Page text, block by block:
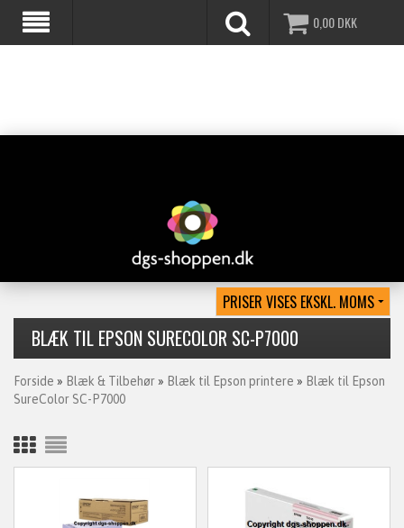
0,00DKK
BLÆK TIL EPSON SURECOLOR SC-P7000
Forside » Blæk & Tilbehør » Blæk til Epson printere » Blæk til Epson
SureColor SC-P7000